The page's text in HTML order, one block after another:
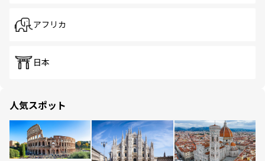
アフリカ
日本
人気スポット